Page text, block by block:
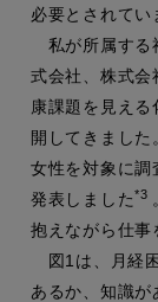
必要とされてい
私が所属する
式会社、株式会
康課題を見え
開してきまし
女性を対象に調
発表しました*3
抱えながら仕事
図1は、月経
あるか、知識